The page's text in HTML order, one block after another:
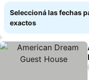
Seleccioná las fechas
exactos